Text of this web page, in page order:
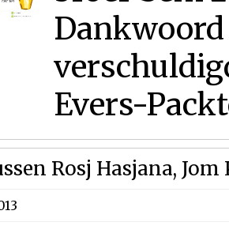
Evers-
Rosj Hasjana,